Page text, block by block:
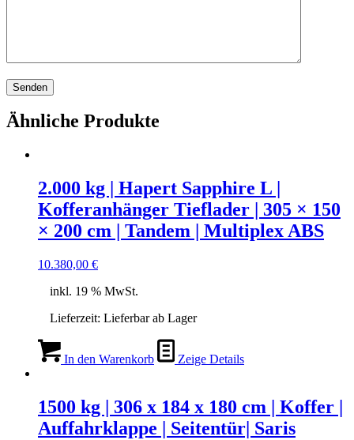
Ähnliche Produkte
2.000 kg | Hapert Sapphire L |
Kofferanhänger Tieflader | 305 × 150
× 200 cm | Tandem | Multiplex ABS
10.380,00 €
inkl. 19 % MwSt.
Lieferzeit: Lieferbar ab Lager
In den Warenkorb Zeige Details
1500 kg | 306 x 184 x 180 cm | Koffer |
Auffahrklappe | Seitentür| Saris